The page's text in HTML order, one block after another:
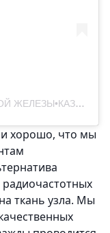
Публикация от ЛЕЧЕНИЕ ЩИТОВИДНОЙ ЖЕЛЕЗЫ•КАЗАХСТАН (@thyroid_kazakhstan)
и хорошо, что мы
радиочастотных
ткань узла. Мы